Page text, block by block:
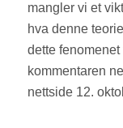
mangler vi et
hva denne
dette
kommentaren
nettside 12.